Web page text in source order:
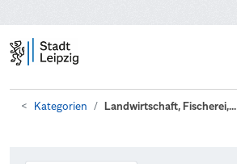
Kategorien Landwirtschaft, Fischerei,...